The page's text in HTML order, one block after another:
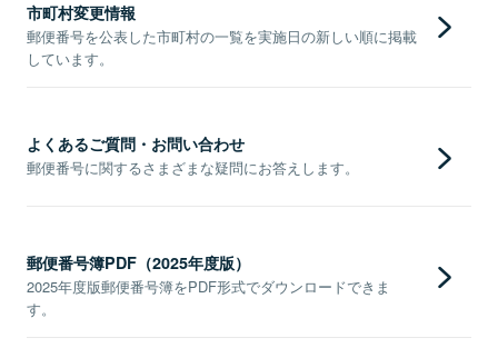
市町村変更情報
郵便番号を公表した市町村の一覧を実施日の新しい順に掲載
しています。
よくあるご質問・お問い合わせ
郵便番号に関するさまざまな疑問にお答えします。
郵便番号簿PDF（2025年度版）
2025年度版郵便番号簿をPDF形式でダウンロードできま
す。